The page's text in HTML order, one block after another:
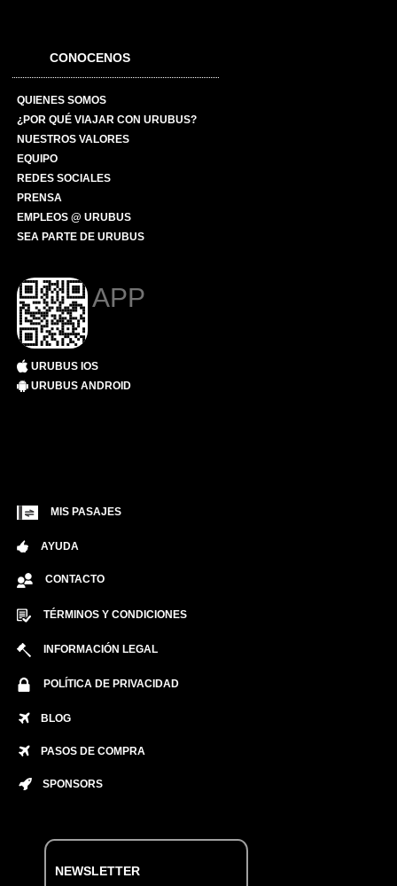
CONOCENOS
QUIENES SOMOS
¿POR QUÉ VIAJAR CON URUBUS?
NUESTROS VALORES
EQUIPO
REDES SOCIALES
PRENSA
EMPLEOS @ URUBUS
SEA PARTE DE URUBUS
APP
URUBUS IOS
URUBUS ANDROID
MIS PASAJES
AYUDA
CONTACTO
TÉRMINOS Y CONDICIONES
INFORMACIÓN LEGAL
POLÍTICA DE PRIVACIDAD
BLOG
PASOS DE COMPRA
SPONSORS
NEWSLETTER